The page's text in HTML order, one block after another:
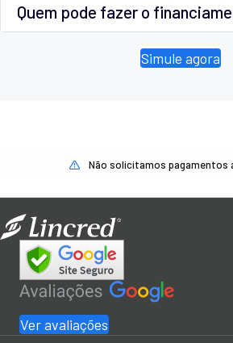
Quem pode fazer o
Simule agora
Não solicitamos pagamentos
Ver avaliações